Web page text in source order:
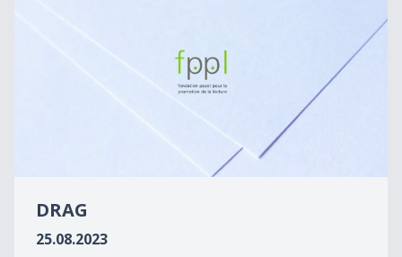
seconds
DRAG
25.08.2023